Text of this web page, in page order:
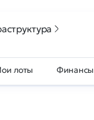
лоты Финансы